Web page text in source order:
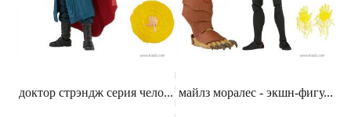
доктор стрэндж серия чело... майлз моралес - экшн-фигу...